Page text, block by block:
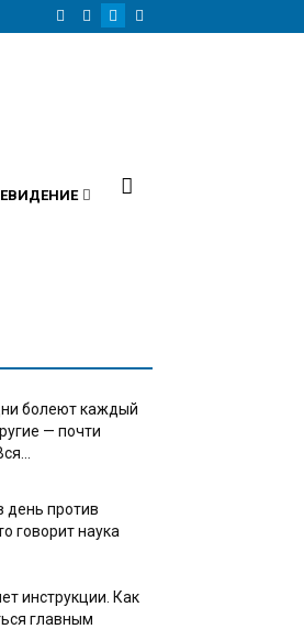
болеют каждый
— почти
день против
говорит наука
инструкции. Как
главным